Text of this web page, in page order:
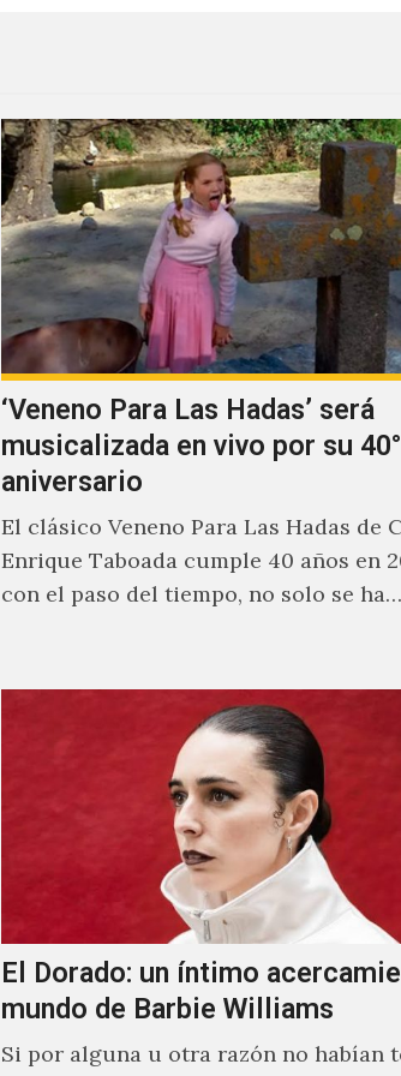
‘Veneno Para Las Hadas’ será
musicalizada en vivo por su 40°
aniversario
El clásico Veneno Para Las Hadas de
Enrique Taboada cumple 40 años en
con el paso del tiempo, no solo se ha…
El Dorado: un íntimo
mundo de Barbie Williams
Si por alguna u otra razón no habían